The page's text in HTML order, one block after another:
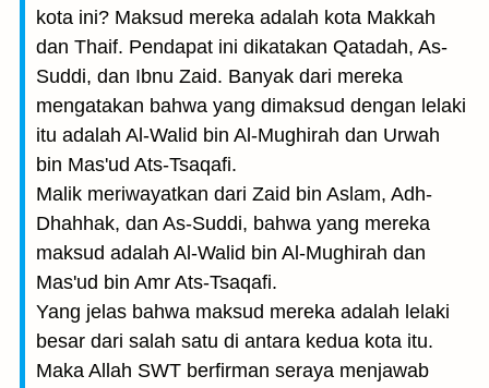
kota ini? Maksud mereka adalah kota Makkah
dan Thaif. Pendapat ini dikatakan Qatadah, As-
Suddi, dan Ibnu Zaid. Banyak dari mereka
mengatakan bahwa yang dimaksud dengan lelaki
itu adalah Al-Walid bin Al-Mughirah dan Urwah
bin Mas'ud Ats-Tsaqafi.
Malik meriwayatkan dari Zaid bin Aslam, Adh-
Dhahhak, dan As-Suddi, bahwa yang mereka
maksud adalah Al-Walid bin Al-Mughirah dan
Mas'ud bin Amr Ats-Tsaqafi.
Yang jelas bahwa maksud mereka adalah lelaki
besar dari salah satu di antara kedua kota itu.
Maka Allah SWT berfirman seraya menjawab